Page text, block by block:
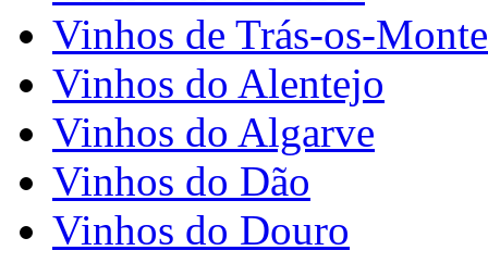
Vinhos de Trás-os-
Vinhos do Alentejo
Vinhos do Algarve
Vinhos do Dão
Vinhos do Douro